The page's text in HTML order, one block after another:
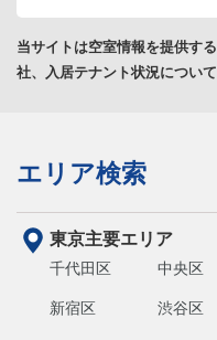
当サイトは空室情報を提供す
社、入居テナント状況につい
エリア検索
東京主要エリア
千代田区 中央区
新宿区 渋谷区